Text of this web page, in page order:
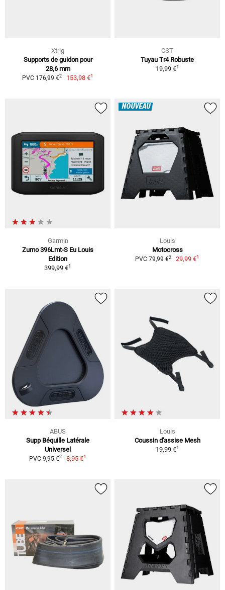
Xtrig
Supports de guidon pour
28,6 mm
PVC 176,99 €2 153,98 €1
CST
Tuyau Tr4 Robuste
19,99 €1
Garmin
Zumo 396Lmt-S Eu Louis
Edition
399,99 €1
NOUVEAU
Louis
Motocross
PVC 79,99 €2 29,99 €1
ABUS
Supp Béquille Latérale
Universel
PVC 9,95 €2 8,95 €1
Louis
Coussin d'assise Mesh
19,99 €1